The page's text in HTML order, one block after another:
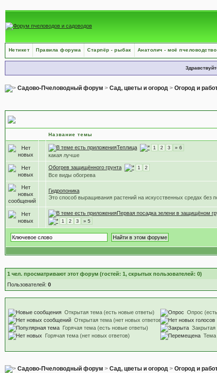
Нетикет Правила форума Старпёр - рыбак Анатолич - моё пчеловодство
Садово-Пчеловодный форум > Сад, цветы и огород> Огород и
Название темы
Теплица 1 2 3 » 6
какая лучше
Обогрев защищённого грунта 1 2
Все виды обогрева
Гидропоника
Это способ выращивания растений на искусственных средах без
Первая посадка зелени в защищёном
1 2 3 » 5
1 чел. просматривают этот форум (гостей: 1, скрытых пользователей: 0)
Пользователей: 0
Открытая тема (есть новые ответы)
Открытая тема (нет новых ответов)
Горячая тема (есть новые ответы)
Горячая тема (нет новых ответов)
Опрос
Закрытая
Тема
Садово-Пчеловодный форум > Сад, цветы и огород> Огород и